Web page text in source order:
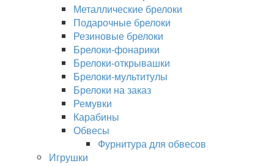
Металлические брелоки
Подарочные брелоки
Резиновые брелоки
Брелоки-фонарики
Брелоки-открывашки
Брелоки-мультитулы
Брелоки на заказ
Ремувки
Карабины
Обвесы
Фурнитура для обвесов
Игрушки